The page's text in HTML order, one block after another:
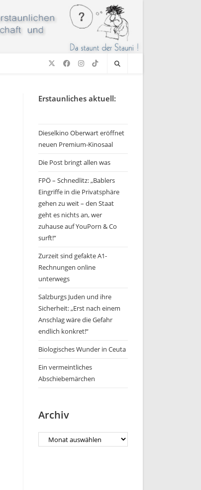
Erstaunliches aktuell:
Dieselkino Oberwart eröffnet
neuen Premium-Kinosaal
Die Post bringt allen was
FPÖ – Schnedlitz: „Bablers
Eingriffe in die Privatsphäre
gehen zu weit – den Staat
geht es nichts an, wer
zuhause auf YouPorn & Co
surft!“
Zurzeit sind gefakte A1-
Rechnungen online
unterwegs
Salzburgs Juden und ihre
Sicherheit: „Erst nach einem
Anschlag wäre die Gefahr
endlich konkret!“
Biologisches Wunder in Ceuta
Ein vermeintliches
Abschiebemärchen
Archiv
Archiv